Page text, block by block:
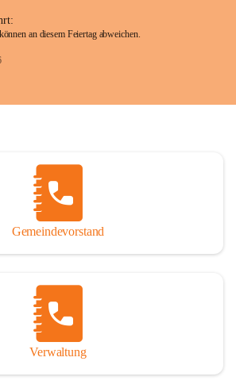
an diesem Feiertag abweichen.
Gemeindevorstand
Verwaltung